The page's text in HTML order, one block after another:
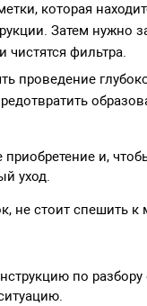
которая
Затем нужно
чистятся фильтра.
проведение
и,
уход.
не стоит спешить
по